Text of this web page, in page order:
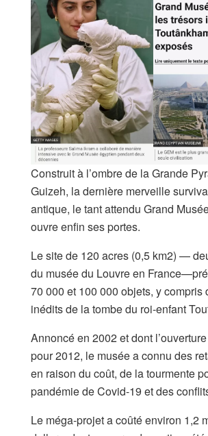
Construit à l’ombre de la Grande
Guizeh, la dernière merveille
antique, le tant attendu Grand
ouvre enfin ses portes.
Le site de 120 acres (0,5 km2) —
du musée du Louvre en
70 000 et 100 000 objets, y compris
inédits de la tombe du roi-enfant
Annoncé en 2002 et dont
pour 2012, le musée a connu des
en raison du coût, de la tourmente
pandémie de Covid-19 et des
Le méga-projet a coûté environ 1,2